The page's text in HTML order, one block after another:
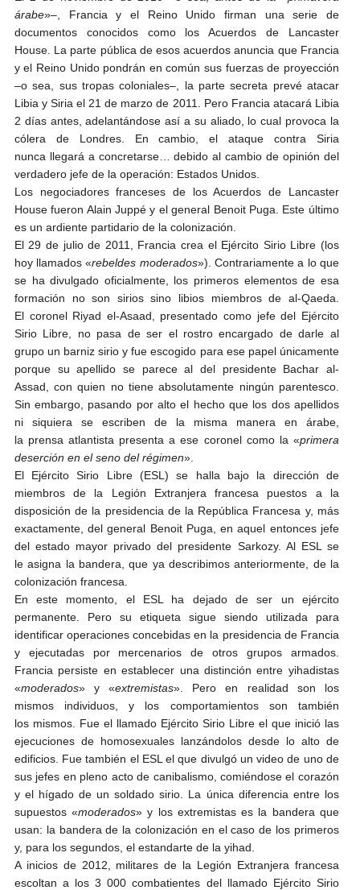
árabe»–, Francia y el Reino Unido firman una serie de
documentos conocidos como los Acuerdos de Lancaster
House. La parte pública de esos acuerdos anuncia que Francia
y el Reino Unido pondrán en común sus fuerzas de proyección
–o sea, sus tropas coloniales–, la parte secreta prevé atacar
Libia y Siria el 21 de marzo de 2011. Pero Francia atacará Libia
2 días antes, adelantándose así a su aliado, lo cual provoca la
cólera de Londres. En cambio, el ataque contra Siria
nunca llegará a concretarse… debido al cambio de opinión del
verdadero jefe de la operación: Estados Unidos.
Los negociadores franceses de los Acuerdos de Lancaster
House fueron Alain Juppé y el general Benoit Puga. Este último
es un ardiente partidario de la colonización.
El 29 de julio de 2011, Francia crea el Ejército Sirio Libre (los
hoy llamados «rebeldes moderados»). Contrariamente a lo que
se ha divulgado oficialmente, los primeros elementos de esa
formación no son sirios sino libios miembros de al-Qaeda.
El coronel Riyad el-Asaad, presentado como jefe del Ejército
Sirio Libre, no pasa de ser el rostro encargado de darle al
grupo un barniz sirio y fue escogido para ese papel únicamente
porque su apellido se parece al del presidente Bachar al-
Assad, con quien no tiene absolutamente ningún parentesco.
Sin embargo, pasando por alto el hecho que los dos apellidos
ni siquiera se escriben de la misma manera en árabe,
la prensa atlantista presenta a ese coronel como la «primera
deserción en el seno del régimen».
El Ejército Sirio Libre (ESL) se halla bajo la dirección de
miembros de la Legión Extranjera francesa puestos a la
disposición de la presidencia de la República Francesa y, más
exactamente, del general Benoit Puga, en aquel entonces jefe
del estado mayor privado del presidente Sarkozy. Al ESL se
le asigna la bandera, que ya describimos anteriormente, de la
colonización francesa.
En este momento, el ESL ha dejado de ser un ejército
permanente. Pero su etiqueta sigue siendo utilizada para
identificar operaciones concebidas en la presidencia de Francia
y ejecutadas por mercenarios de otros grupos armados.
Francia persiste en establecer una distinción entre yihadistas
«moderados» y «extremistas». Pero en realidad son los
mismos individuos, y los comportamientos son también
los mismos. Fue el llamado Ejército Sirio Libre el que inició las
ejecuciones de homosexuales lanzándolos desde lo alto de
edificios. Fue también el ESL el que divulgó un video de uno de
sus jefes en pleno acto de canibalismo, comiéndose el corazón
y el hígado de un soldado sirio. La única diferencia entre los
supuestos «moderados» y los extremistas es la bandera que
usan: la bandera de la colonización en el caso de los primeros
y, para los segundos, el estandarte de la yihad.
A inicios de 2012, militares de la Legión Extranjera francesa
escoltan a los 3 000 combatientes del llamado Ejército Sirio